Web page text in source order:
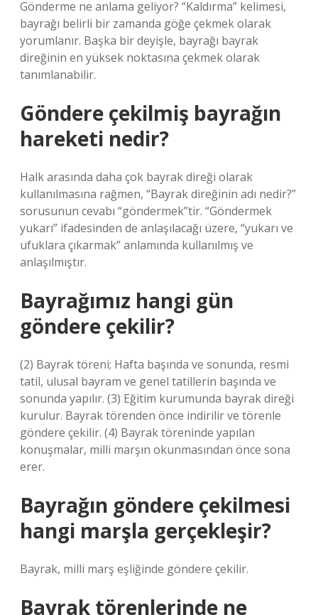
Gönderme ne anlama geliyor? “Kaldırma” kelimesi,
bayrağı belirli bir zamanda göğe çekmek olarak
yorumlanır. Başka bir deyişle, bayrağı bayrak
direğinin en yüksek noktasına çekmek olarak
tanımlanabilir.
Göndere çekilmiş bayrağın
hareketi nedir?
Halk arasında daha çok bayrak direği olarak
kullanılmasına rağmen, “Bayrak direğinin adı nedir?”
sorusunun cevabı “göndermek”tir. “Göndermek
yukarı” ifadesinden de anlaşılacağı üzere, “yukarı ve
ufuklara çıkarmak” anlamında kullanılmış ve
anlaşılmıştır.
Bayrağımız hangi gün
göndere çekilir?
(2) Bayrak töreni; Hafta başında ve sonunda, resmi
tatil, ulusal bayram ve genel tatillerin başında ve
sonunda yapılır. (3) Eğitim kurumunda bayrak direği
kurulur. Bayrak törenden önce indirilir ve törenle
göndere çekilir. (4) Bayrak töreninde yapılan
konuşmalar, milli marşın okunmasından önce sona
erer.
Bayrağın göndere çekilmesi
hangi marşla gerçekleşir?
Bayrak, milli marş eşliğinde göndere çekilir.
Bayrak törenlerinde ne